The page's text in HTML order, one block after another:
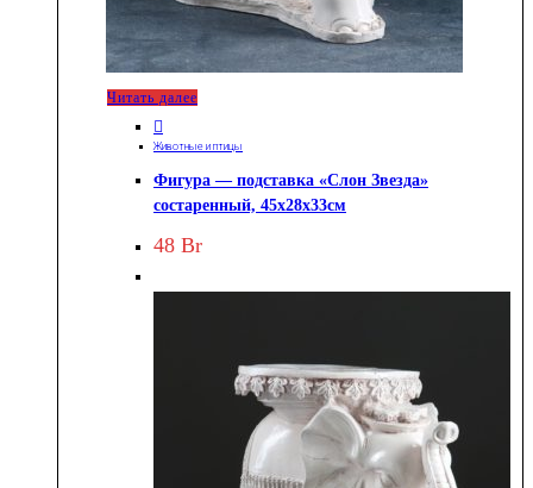
Читать далее
Животные и птицы
Фигура — подставка «Слон Звезда»
состаренный, 45х28х33см
48 Br